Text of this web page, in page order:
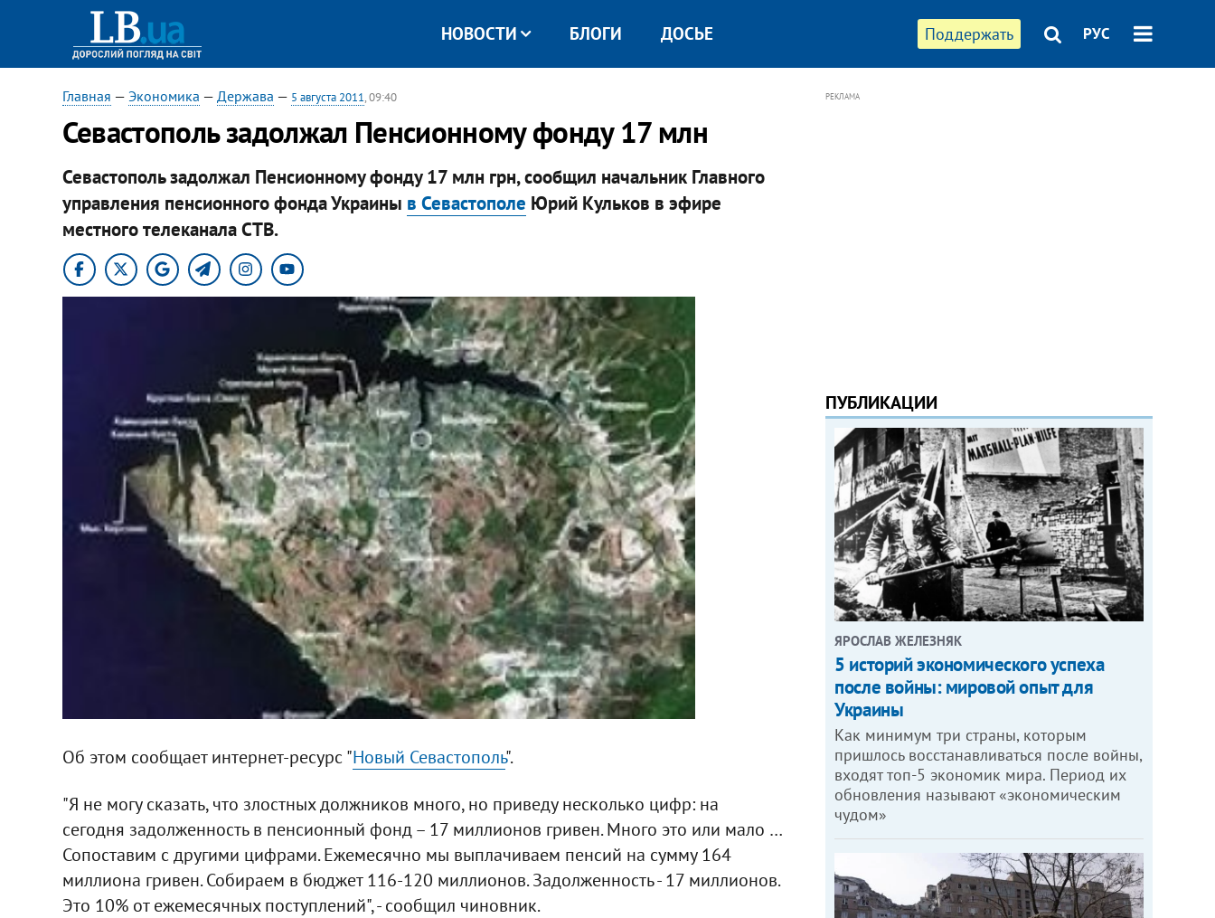
Поддержать РУС
НОВОСТИ БЛОГИ ДОСЬЕ
Главная — Экономика — Держава — 5 августа 2011, 09:40
Севастополь задолжал Пенсионному фонду 17 млн
Севастополь задолжал Пенсионному фонду 17 млн грн, сообщил начальник Главного
управления пенсионного фонда Украины в Севастополе Юрий Кульков в эфире
местного телеканала СТВ.
Об этом сообщает интернет-ресурс "Новый Севастополь".
"Я не могу сказать, что злостных должников много, но приведу несколько цифр: на
сегодня задолженность в пенсионный фонд – 17 миллионов гривен. Много это или мало …
Сопоставим с другими цифрами. Ежемесячно мы выплачиваем пенсий на сумму 164
миллиона гривен. Собираем в бюджет 116-120 миллионов. Задолженность - 17 миллионов.
Это 10% от ежемесячных поступлений", - сообщил чиновник.
РЕКЛАМА
ПУБЛИКАЦИИ
ЯРОСЛАВ ЖЕЛЕЗНЯК
5 историй экономического успеха
после войны: мировой опыт для
Украины
Как минимум три страны, которым
пришлось восстанавливаться после войны,
входят топ-5 экономик мира. Период их
обновления называют «экономическим
чудом»